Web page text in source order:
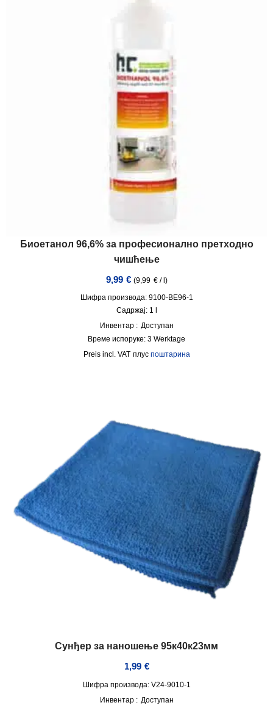
Биоетанол 96,6% за професионално претходно
чишћење
9,99 € (9,99 €/l)
Шифра производа: 9100-BE96-1
Садржај: 1
Инвентар : Доступан
Време испоруке: 3 Werktage
incl. VAT плус поштарина
Сунђер за наношење 95к40к23мм
1,99 €
Шифра производа: V24-9010-1
Инвентар : Доступан